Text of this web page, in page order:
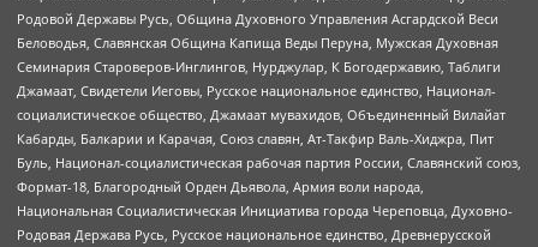
Родовой Державы Русь, Община Духовного Управления Асгардской Веси
Беловодья, Славянская Община Капища Веды Перуна, Мужская Духовная
Семинария Староверов-Инглингов, Нурджулар, К Богодержавию, Таблиги
Джамаат, Свидетели Иеговы, Русское национальное единство, Национал-
социалистическое общество, Джамаат мувахидов, Объединенный Вилайат
Кабарды, Балкарии и Карачая, Союз славян, Ат-Такфир Валь-Хиджра, Пит
Буль, Национал-социалистическая рабочая партия России, Славянский союз,
Формат-18, Благородный Орден Дьявола, Армия воли народа,
Национальная Социалистическая Инициатива города Череповца, Духовно-
Родовая Держава Русь, Русское национальное единство, Древнерусской